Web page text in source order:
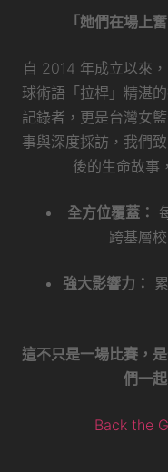
「她們在場上
自 2014 年成立以來，
球術語「拉桿」精湛
記錄者，更是台灣女
事與深度採訪，我們
後的生命故事
全方位覆蓋：
跨基層
強大影響力：
這不只是一場比賽，
們一
Back the